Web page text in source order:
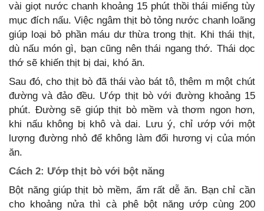
vài giọt nước chanh khoảng 15 phút thồi thái miếng tùy
mục đích nấu. Việc ngâm thịt bò tỏng nước chanh loãng
giúp loại bỏ phần máu dư thừa trong thịt. Khi thái thịt,
dù nấu món gì, bạn cũng nên thái ngang thớ. Thái dọc
thớ sẽ khiến thịt bị dai, khó ăn.
Sau đó, cho thịt bò đã thái vào bát tô, thêm m một chút
đường và đảo đều. Ướp thịt bò với đường khoảng 15
phút. Đường sẽ giúp thịt bò mềm và thơm ngon hơn,
khi nấu không bị khô và dai. Lưu ý, chỉ ướp với một
lượng đường nhỏ để không làm đổi hương vị của món
ăn.
Cách 2: Ướp thịt bò với bột năng
Bột năng giúp thịt bò mềm, ẩm rất dễ ăn. Bạn chỉ cần
cho khoảng nửa thì cà phê bột năng ướp cùng 200